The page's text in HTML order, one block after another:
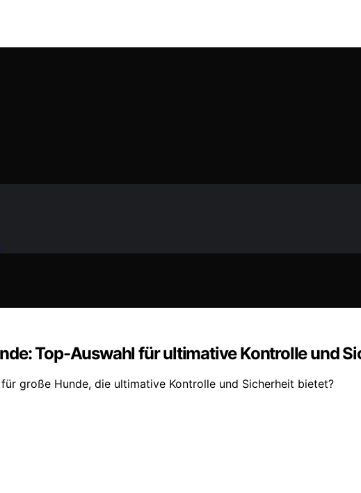
Top-Auswahl für ultimative Kontrolle und
große Hunde, die ultimative Kontrolle und Sicherheit bietet?